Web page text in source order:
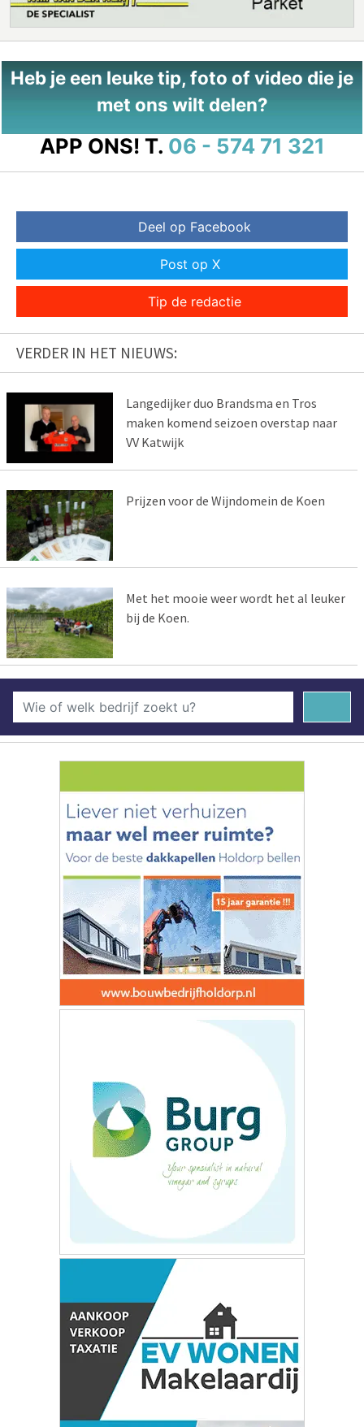
Heb je een leuke tip, foto of video die je
met ons wilt delen?
APP ONS! T. 06 - 574 71 321
Deel op Facebook
Post op X
Tip de redactie
VERDER IN HET NIEUWS:
Langedijker duo Brandsma en Tros
maken komend seizoen overstap naar
VV Katwijk
Prijzen voor de Wijndomein de Koen
Met het mooie weer wordt het al leuker
bij de Koen.